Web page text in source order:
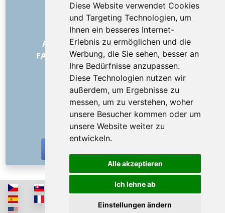
Diese Website verwendet Cookies
und Targeting Technologien, um
Ihnen ein besseres Internet-
Erlebnis zu ermöglichen und die
Werbung, die Sie sehen, besser an
Ihre Bedürfnisse anzupassen.
Diese Technologien nutzen wir
außerdem, um Ergebnisse zu
messen, um zu verstehen, woher
unsere Besucher kommen oder um
unsere Website weiter zu
entwickeln.
Alle akzeptieren
Ich lehne ab
Einstellungen ändern
Über uns
Wie alles begann
Preisliste
Allgemeine Geschäftsbedingungen
FAQ – für Besteller FAQ – für Anbieter
Werbung und Marketing
Blog
Impressum
Kontakt
SOZIALE NETZWERKE